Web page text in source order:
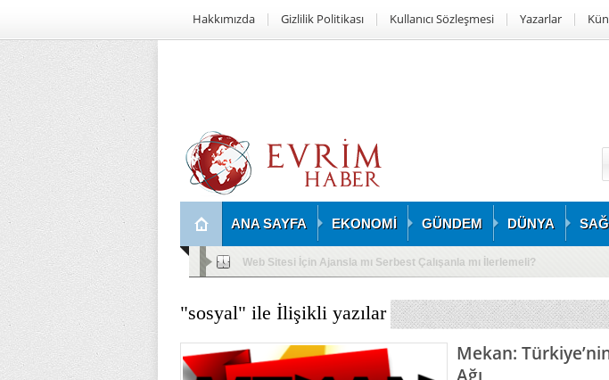
Hakkımızda Gizlilik Politikası Kullanıcı Sözleşmesi Yazarlar
ANA SAYFA EKONOMİ GÜNDEM DÜNYA
Girl Math Society’nin İlk Etkinliği Boğaz’da Gerçekleşti
"sosyal" ile İlişikli yazılar
Mekan: